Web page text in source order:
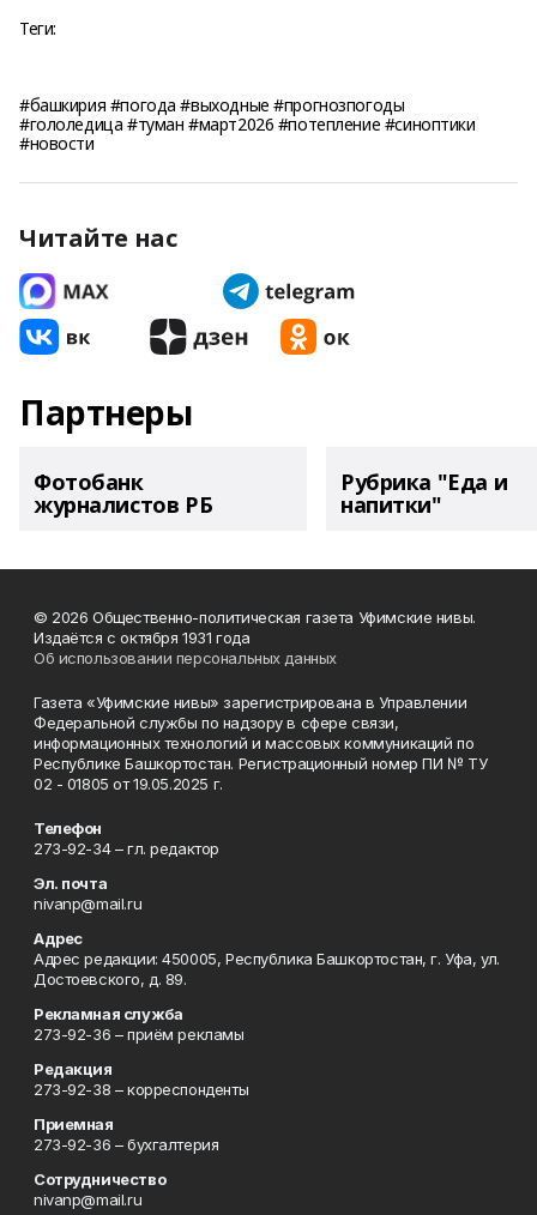
Теги:
#башкирия #погода #выходные #прогнозпогоды
#гололедица #туман #март2026 #потепление #синоптики
#новости
Читайте нас
Партнеры
Фотобанк
журналистов РБ
Рубрика "Еда и
напитки"
© 2026 Общественно-политическая газета Уфимские нивы.
Издаётся с октября 1931 года
Об использовании персональных данных
Газета «Уфимские нивы» зарегистрирована в Управлении
Федеральной службы по надзору в сфере связи,
информационных технологий и массовых коммуникаций по
Республике Башкортостан. Регистрационный номер ПИ № ТУ
02 - 01805 от 19.05.2025 г.
Телефон
273-92-34 – гл. редактор
Эл. почта
nivanp@mail.ru
Адрес
Адрес редакции: 450005, Республика Башкортостан, г. Уфа, ул.
Достоевского, д. 89.
Рекламная служба
273-92-36 – приём рекламы
Редакция
273-92-38 – корреспонденты
Приемная
273-92-36 – бухгалтерия
Сотрудничество
nivanp@mail.ru